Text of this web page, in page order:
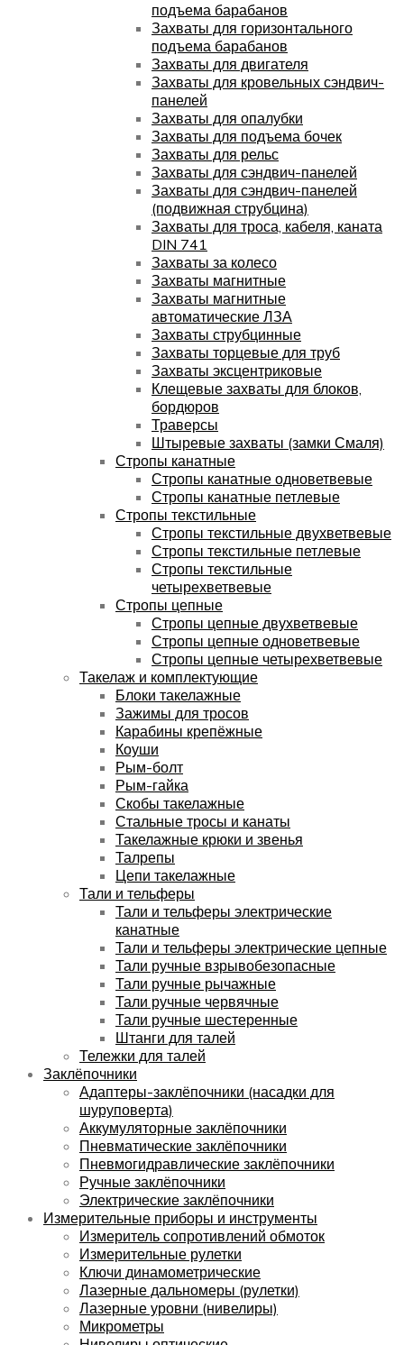
подъема барабанов
Захваты для горизонтального
подъема барабанов
Захваты для двигателя
Захваты для кровельных сэндвич-
панелей
Захваты для опалубки
Захваты для подъема бочек
Захваты для рельс
Захваты для сэндвич-панелей
Захваты для сэндвич-панелей
(подвижная струбцина)
Захваты для троса, кабеля, каната
DIN 741
Захваты за колесо
Захваты магнитные
Захваты магнитные
автоматические ЛЗА
Захваты струбцинные
Захваты торцевые для труб
Захваты эксцентриковые
Клещевые захваты для блоков,
бордюров
Траверсы
Штыревые захваты (замки Смаля)
Стропы канатные
Стропы канатные одноветвевые
Стропы канатные петлевые
Стропы текстильные
Стропы текстильные двухветвевые
Стропы текстильные петлевые
Стропы текстильные
четырехветвевые
Стропы цепные
Стропы цепные двухветвевые
Стропы цепные одноветвевые
Стропы цепные четырехветвевые
Такелаж и комплектующие
Блоки такелажные
Зажимы для тросов
Карабины крепёжные
Коуши
Рым-болт
Рым-гайка
Скобы такелажные
Стальные тросы и канаты
Такелажные крюки и звенья
Талрепы
Цепи такелажные
Тали и тельферы
Тали и тельферы электрические
канатные
Тали и тельферы электрические цепные
Тали ручные взрывобезопасные
Тали ручные рычажные
Тали ручные червячные
Тали ручные шестеренные
Штанги для талей
Тележки для талей
Заклёпочники
Адаптеры-заклёпочники (насадки для
шуруповерта)
Аккумуляторные заклёпочники
Пневматические заклёпочники
Пневмогидравлические заклёпочники
Ручные заклёпочники
Электрические заклёпочники
Измерительные приборы и инструменты
Измеритель сопротивлений обмоток
Измерительные рулетки
Ключи динамометрические
Лазерные дальномеры (рулетки)
Лазерные уровни (нивелиры)
Микрометры